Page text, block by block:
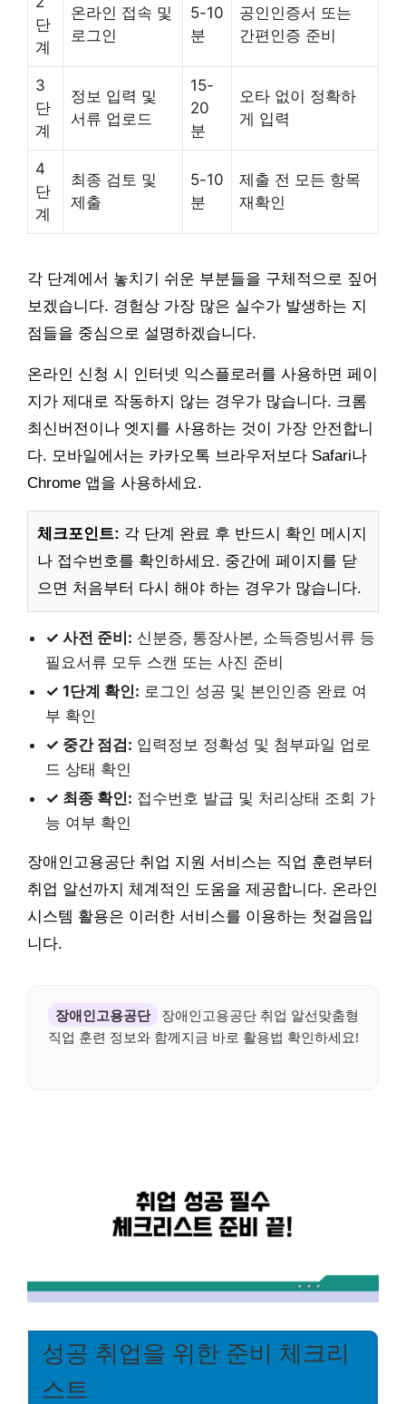
단
계
온라인 접속 및
로그인
5-10
분
공인인증서 또는
간편인증 준비
3
단
계
정보 입력 및
서류 업로드
15-
20
분
오타 없이 정확하
게 입력
4
단
계
최종 검토 및
제출
5-10
분
제출 전 모든 항목
재확인
각 단계에서 놓치기 쉬운 부분들을 구체적으로 짚어
보겠습니다. 경험상 가장 많은 실수가 발생하는 지
점들을 중심으로 설명하겠습니다.
온라인 신청 시 인터넷 익스플로러를 사용하면 페이
지가 제대로 작동하지 않는 경우가 많습니다. 크롬
최신버전이나 엣지를 사용하는 것이 가장 안전합니
다. 모바일에서는 카카오톡 브라우저보다 Safari나
Chrome 앱을 사용하세요.
체크포인트: 각 단계 완료 후 반드시 확인 메시지
나 접수번호를 확인하세요. 중간에 페이지를 닫
으면 처음부터 다시 해야 하는 경우가 많습니다.
✓ 사전 준비: 신분증, 통장사본, 소득증빙서류 등
필요서류 모두 스캔 또는 사진 준비
✓ 1단계 확인: 로그인 성공 및 본인인증 완료 여
부 확인
✓ 중간 점검: 입력정보 정확성 및 첨부파일 업로
드 상태 확인
✓ 최종 확인: 접수번호 발급 및 처리상태 조회 가
능 여부 확인
장애인고용공단 취업 지원 서비스는 직업 훈련부터
취업 알선까지 체계적인 도움을 제공합니다. 온라인
시스템 활용은 이러한 서비스를 이용하는 첫걸음입
니다.
장애인고용공단
장애인고용공단 취업 알선맞춤형
직업 훈련 정보와 함께지금 바로 활용법 확인하세요!
성공 취업을 위한 준비 체크리
스트